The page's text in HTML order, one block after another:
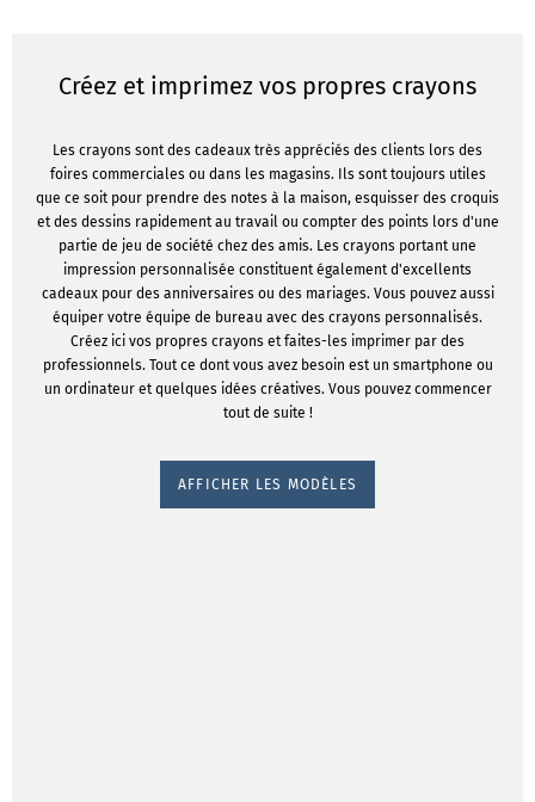
Créez et imprimez vos propres crayons
Les crayons sont des cadeaux très appréciés des clients lors des
foires commerciales ou dans les magasins. Ils sont toujours utiles
que ce soit pour prendre des notes à la maison, esquisser des croquis
et des dessins rapidement au travail ou compter des points lors d'une
partie de jeu de société chez des amis. Les crayons portant une
impression personnalisée constituent également d'excellents
cadeaux pour des anniversaires ou des mariages. Vous pouvez aussi
équiper votre équipe de bureau avec des crayons personnalisés.
Créez ici vos propres crayons et faites-les imprimer par des
professionnels. Tout ce dont vous avez besoin est un smartphone ou
un ordinateur et quelques idées créatives. Vous pouvez commencer
tout de suite !
AFFICHER LES MODÈLES